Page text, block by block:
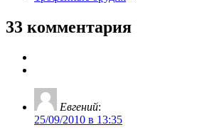
33 комментария
Евгений:
25/09/2010 в 13:35